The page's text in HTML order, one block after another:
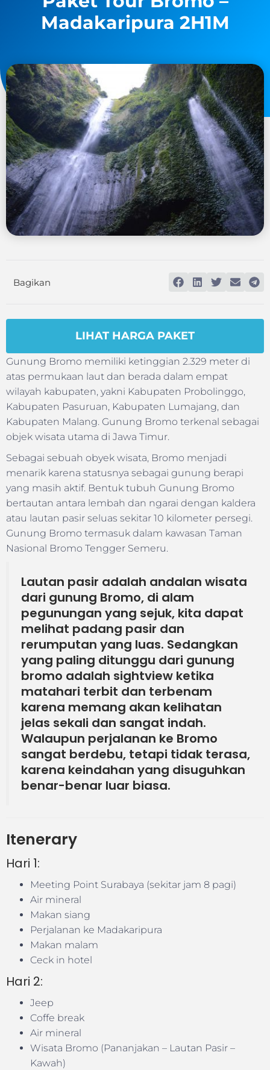
Madakaripura 2H1M
Bagikan
LIHAT HARGA PAKET
Gunung Bromo memiliki ketinggian 2.329 meter di
atas permukaan laut dan berada dalam empat
wilayah kabupaten, yakni Kabupaten Probolinggo,
Kabupaten Pasuruan, Kabupaten Lumajang, dan
Kabupaten Malang. Gunung Bromo terkenal sebagai
objek wisata utama di Jawa Timur.
Sebagai sebuah obyek wisata, Bromo menjadi
menarik karena statusnya sebagai gunung berapi
yang masih aktif. Bentuk tubuh Gunung Bromo
bertautan antara lembah dan ngarai dengan kaldera
atau lautan pasir seluas sekitar 10 kilometer persegi.
Gunung Bromo termasuk dalam kawasan Taman
Nasional Bromo Tengger Semeru.
Lautan pasir adalah andalan wisata
dari gunung Bromo, di alam
pegunungan yang sejuk, kita dapat
melihat padang pasir dan
rerumputan yang luas. Sedangkan
yang paling ditunggu dari gunung
bromo adalah sightview ketika
matahari terbit dan terbenam
karena memang akan kelihatan
jelas sekali dan sangat indah.
Walaupun perjalanan ke Bromo
sangat berdebu, tetapi tidak terasa,
karena keindahan yang disuguhkan
benar-benar luar biasa.
Itenerary
Hari 1:
Meeting Point Surabaya (sekitar jam 8 pagi)
Air mineral
Makan siang
Perjalanan ke Madakaripura
Makan malam
Ceck in hotel
Hari 2:
Jeep
Coffe break
Air mineral
Wisata Bromo (Pananjakan – Lautan Pasir –
Kawah)